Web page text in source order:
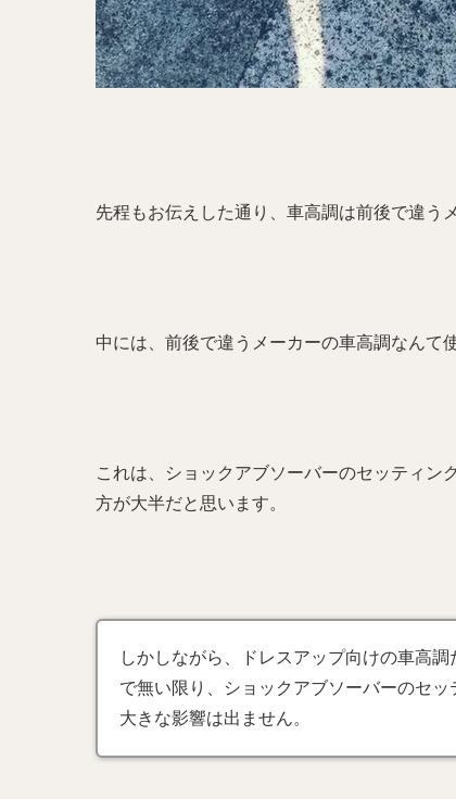
先程もお伝えした通り、車高調は前後で違う
中には、前後で違うメーカーの車高調なんて
これは、ショックアブソーバーのセッティン
方が大半だと思います。
しかしながら、ドレスアップ向けの車高
で無い限り、ショックアブソーバーのセッ
大きな影響は出ません。